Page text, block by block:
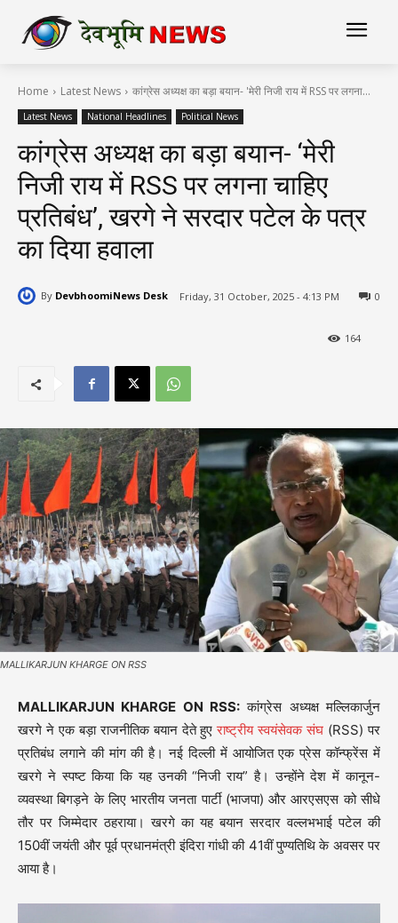
Home Latest News कांग्रेस अध्यक्ष का बड़ा बयान- 'मेरी निजी राय में RSS पर लगना...
Latest News National Headlines Political News
कांग्रेस अध्यक्ष का बड़ा बयान- ‘मेरी
निजी राय में RSS पर लगना चाहिए
प्रतिबंध’, खरगे ने सरदार पटेल के पत्र
का दिया हवाला
By DevbhoomiNews Desk Friday, 31 October, 2025 - 4:13 PM 0
164
MALLIKARJUN KHARGE ON RSS
MALLIKARJUN KHARGE ON RSS: कांग्रेस अध्यक्ष मल्लिकार्जुन
खरगे ने एक बड़ा राजनीतिक बयान देते हुएराष्ट्रीय स्वयंसेवक संघ (RSS) पर
प्रतिबंध लगाने की मांग की है। नई दिल्ली में आयोजित एक प्रेस कॉन्फ्रेंस में
खरगे ने स्पष्ट किया कि यह उनकी “निजी राय” है। उन्होंने देश में कानून-
व्यवस्था बिगड़ने के लिए भारतीय जनता पार्टी (भाजपा) और आरएसएस को सीधे
तौर पर जिम्मेदार ठहराया। खरगे का यह बयान सरदार वल्लभभाई पटेल की
150वीं जयंती और पूर्व प्रधानमंत्री इंदिरा गांधी की 41वीं पुण्यतिथि के अवसर पर
आया है।